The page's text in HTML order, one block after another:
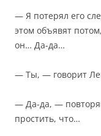
— Я потерял его
этом объявят
он… Да-да…
— Ты, — говорит
— Да-да, —
простить, что…